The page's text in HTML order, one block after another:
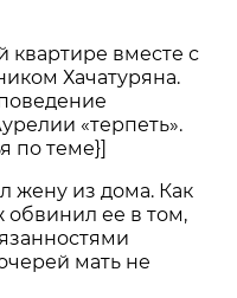
квартире вместе с
Хачатуряна.
«терпеть».
по теме}]
жену из дома. Как
обвинил ее в том,
мать не